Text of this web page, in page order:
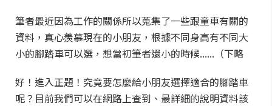
筆者最近因為工作的關係所以蒐集了一些跟童車有關的
資料，真心羨慕現在的小朋友，根據不同身高有不同大
小的腳踏車可以選，想當初筆者還小的時候......（下略
好！進入正題！究竟要怎麼給小朋友選擇適合的腳踏車
呢？目前我們可以在網路上查到、最詳細的說明資料該